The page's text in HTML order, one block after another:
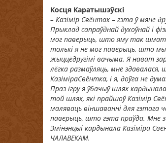
Косця Каратышэўскі
– Казімір Свёнтак – гэта ў мяне
Прыклад сапраўднай духоўнай і фіз
мог паверыць, што яму так шмат
толькі я не мог паверыць, што мы
жыццёдругімі вачыма. Я нават
лёгка размаўляць, мне здавалася,
КазіміраСвёнтка, і я, доўга не
Праз ігру я ўбачыў шлях
той шлях, які прайшоў Казімір
маляваць віншаванні для гэтага
паверыць, што гэта праўда. Мне
Эмінэнцыі кардынала Казіміра
ЧАЛАВЕКАМ.